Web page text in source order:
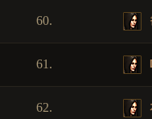
60.
61.
62.